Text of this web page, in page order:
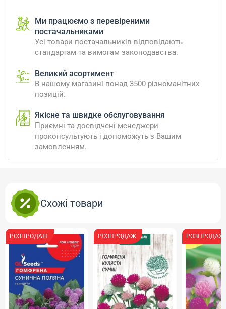
Ми працюємо з перевіреними
постачальниками
Усі товари постачальників відповідають
стандартам та вимогам законодавства.
Великий асортимент
В нашому магазині понад 3500 різноманітних
позицій.
Якісне та швидке обслуговування
Приємні та досвідчені менеджери
проконсультують і допоможуть з Вашим
замовленням.
Схожі товари
РОЗПРОДАЖ РОЗПРОДАЖ РОЗПРОДАЖ